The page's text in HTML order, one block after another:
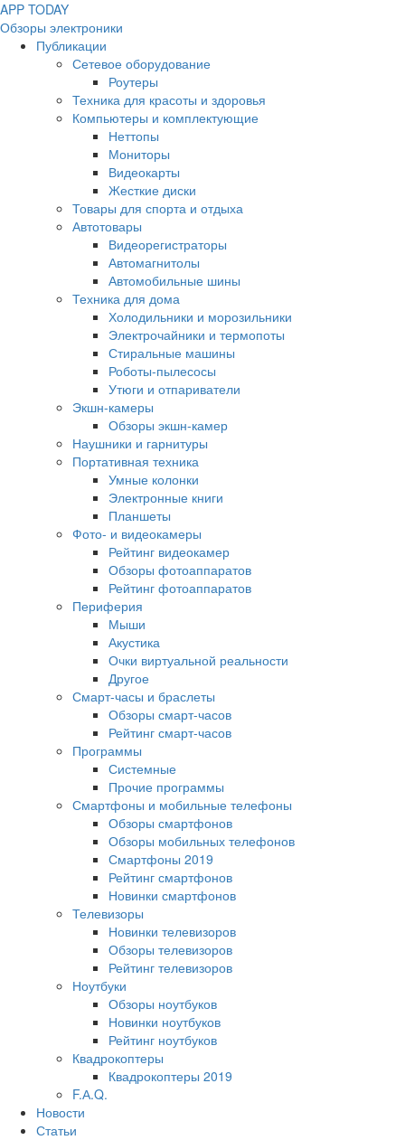
APP TODAY
Обзоры электроники
Публикации
Сетевое оборудование
Роутеры
Техника для красоты и здоровья
Компьютеры и комплектующие
Неттопы
Мониторы
Видеокарты
Жесткие диски
Товары для спорта и отдыха
Автотовары
Видеорегистраторы
Автомагнитолы
Автомобильные шины
Техника для дома
Холодильники и морозильники
Электрочайники и термопоты
Стиральные машины
Роботы-пылесосы
Утюги и отпариватели
Экшн-камеры
Обзоры экшн-камер
Наушники и гарнитуры
Портативная техника
Умные колонки
Электронные книги
Планшеты
Фото- и видеокамеры
Рейтинг видеокамер
Обзоры фотоаппаратов
Рейтинг фотоаппаратов
Периферия
Мыши
Акустика
Очки виртуальной реальности
Другое
Смарт-часы и браслеты
Обзоры смарт-часов
Рейтинг смарт-часов
Программы
Системные
Прочие программы
Смартфоны и мобильные телефоны
Обзоры смартфонов
Обзоры мобильных телефонов
Смартфоны 2019
Рейтинг смартфонов
Новинки смартфонов
Телевизоры
Новинки телевизоров
Обзоры телевизоров
Рейтинг телевизоров
Ноутбуки
Обзоры ноутбуков
Новинки ноутбуков
Рейтинг ноутбуков
Квадрокоптеры
Квадрокоптеры 2019
F.А.Q.
Новости
Статьи